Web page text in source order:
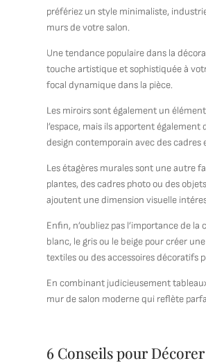
préfériez un style minimaliste,
murs de votre salon.
Une tendance populaire dans la
touche artistique et sophistiquée à
focal dynamique dans la pièce.
Les miroirs sont également un
l’espace, mais ils apportent
design contemporain avec des
Les étagères murales sont une autre
plantes, des cadres photo ou des
ajoutent une dimension visuelle
Enfin, n’oubliez pas l’importance de
blanc, le gris ou le beige pour créer
textiles ou des accessoires décoratifs
En combinant judicieusement
mur de salon moderne qui reflète
6 Conseils pour